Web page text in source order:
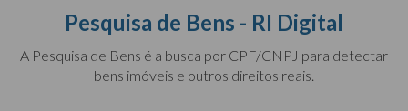
Pesquisa de Bens - RI Digital
A Pesquisa de Bens é a busca por CPF/CNPJ para detectar
bens imóveis e outros direitos reais.